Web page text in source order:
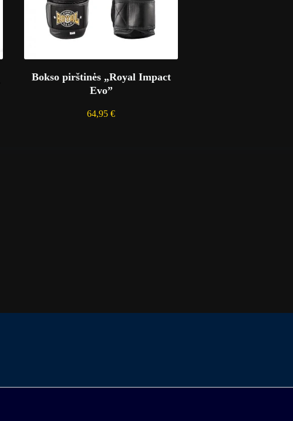
Bokso pirštinės „Royal Impact
Evo”
64,95€